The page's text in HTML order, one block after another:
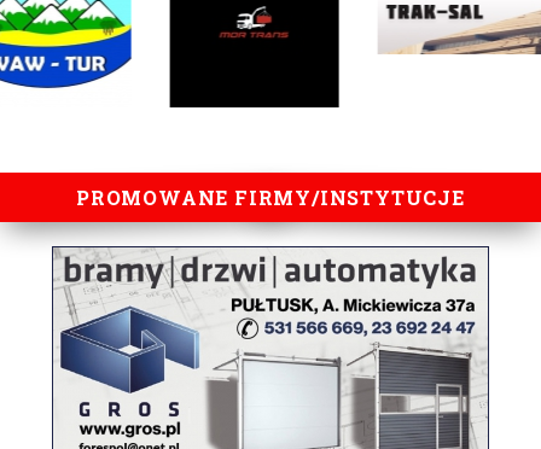
PROMOWANE FIRMY/INSTYTUCJE